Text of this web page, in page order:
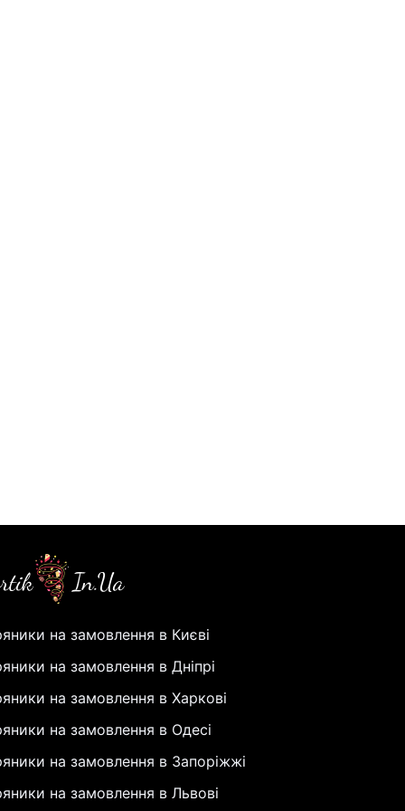
на замовлення в Києві
на замовлення в Дніпрі
на замовлення в Харкові
на замовлення в Одесі
на замовлення в Запоріжжі
на замовлення в Львові